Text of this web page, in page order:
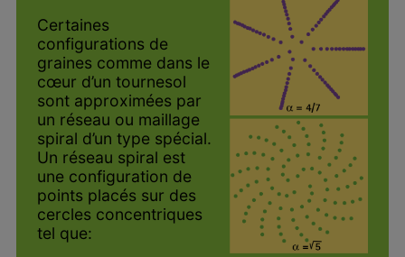
Certaines
configurations de
graines comme dans le
cœur d’un tournesol
sont approximées par
un réseau ou maillage
spiral d’un type spécial.
Un réseau spiral est
une configuration de
points placés sur des
cercles concentriques
tel que: